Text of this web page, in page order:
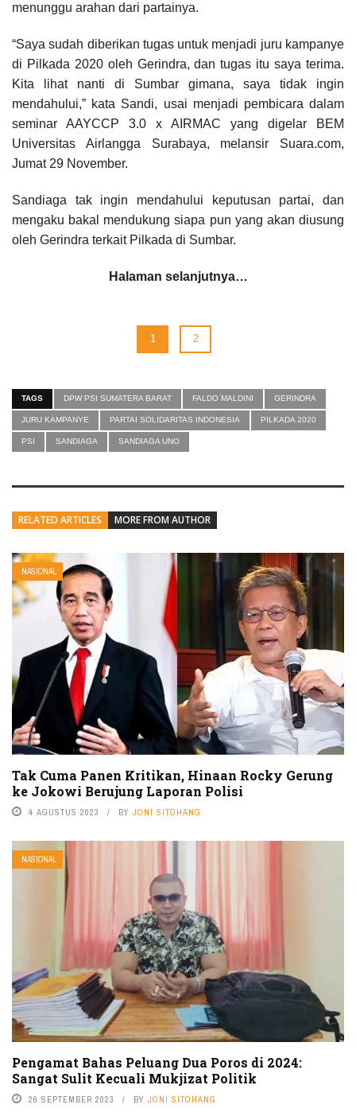
menunggu arahan dari partainya.
“Saya sudah diberikan tugas untuk menjadi juru kampanye
di Pilkada 2020 oleh Gerindra, dan tugas itu saya terima.
Kita lihat nanti di Sumbar gimana, saya tidak ingin
mendahului,” kata Sandi, usai menjadi pembicara dalam
seminar AAYCCP 3.0 x AIRMAC yang digelar BEM
Universitas Airlangga Surabaya, melansir Suara.com,
Jumat 29 November.
Sandiaga tak ingin mendahului keputusan partai, dan
mengaku bakal mendukung siapa pun yang akan diusung
oleh Gerindra terkait Pilkada di Sumbar.
Halaman selanjutnya…
1 2
TAGS DPW PSI SUMATERA BARAT FALDO MALDINI GERINDRA
JURU KAMPANYE PARTAI SOLIDARITAS INDONESIA PILKADA 2020
PSI SANDIAGA SANDIAGA UNO
RELATED ARTICLES MORE FROM AUTHOR
NASIONAL
Tak Cuma Panen Kritikan, Hinaan Rocky Gerung
ke Jokowi Berujung Laporan Polisi
4 AGUSTUS 2023 BY JONI SITOHANG
NASIONAL
Pengamat Bahas Peluang Dua Poros di 2024:
Sangat Sulit Kecuali Mukjizat Politik
26 SEPTEMBER 2023 BY JONI SITOHANG